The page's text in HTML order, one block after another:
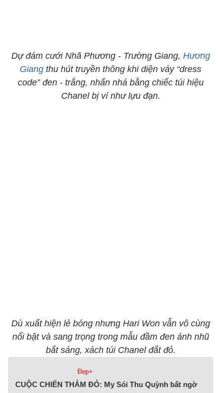
Dự đám cưới Nhã Phương - Trường Giang, Hương
Giang thu hút truyền thông khi diện váy “dress
code” đen - trắng, nhấn nhá bằng chiếc túi hiệu
Chanel bị ví như lựu đạn.
Dù xuất hiện lẻ bóng nhưng Hari Won vẫn vô cùng
nổi bật và sang trọng trong mẫu đầm đen ánh nhũ
bắt sáng, xách túi Chanel đắt đỏ.
Đẹp+
CUỘC CHIẾN THẢM ĐỎ: My Sói Thu Quỳnh bất ngờ